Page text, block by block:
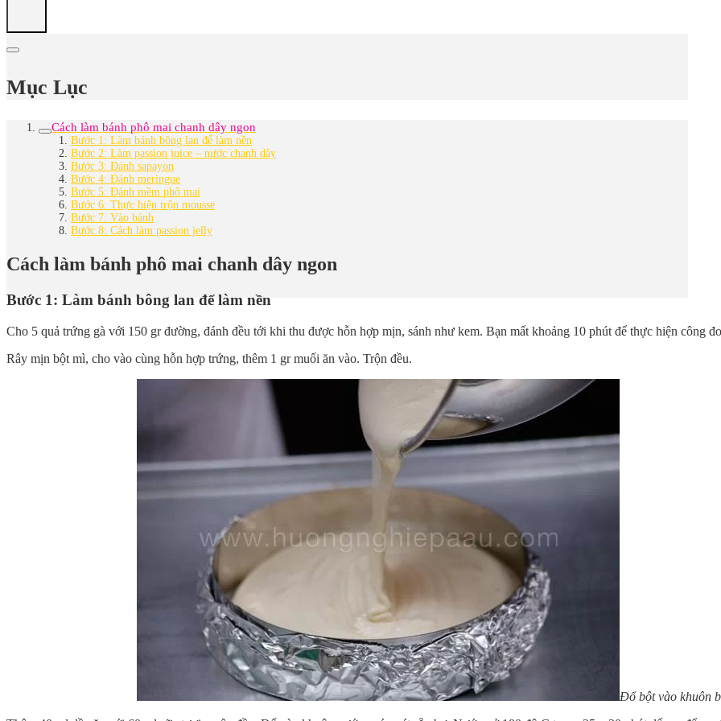
Mục Lục
Cách làm bánh phô mai chanh dây ngon
Bước 1: Làm bánh bông lan để làm nền
Bước 2: Làm passion juice – nước chanh dây
Bước 3: Đánh sapayon
Bước 4: Đánh meringue
Bước 5: Đánh mềm phô mai
Bước 6: Thực hiện trộn mousse
Bước 7: Vào bánh
Bước 8: Cách làm passion jelly
Cách làm bánh phô mai chanh dây ngon
Bước 1: Làm bánh bông lan để làm nền
Cho 5 quả trứng gà với 150 gr đường, đánh đều tới khi thu được hỗn hợp mịn, sánh như kem. Bạn mất khoảng 10 phút để thực hiện công
Rây mịn bột mì, cho vào cùng hỗn hợp trứng, thêm 1 gr muối ăn vào. Trộn đều.
Đổ bột vào khuôn